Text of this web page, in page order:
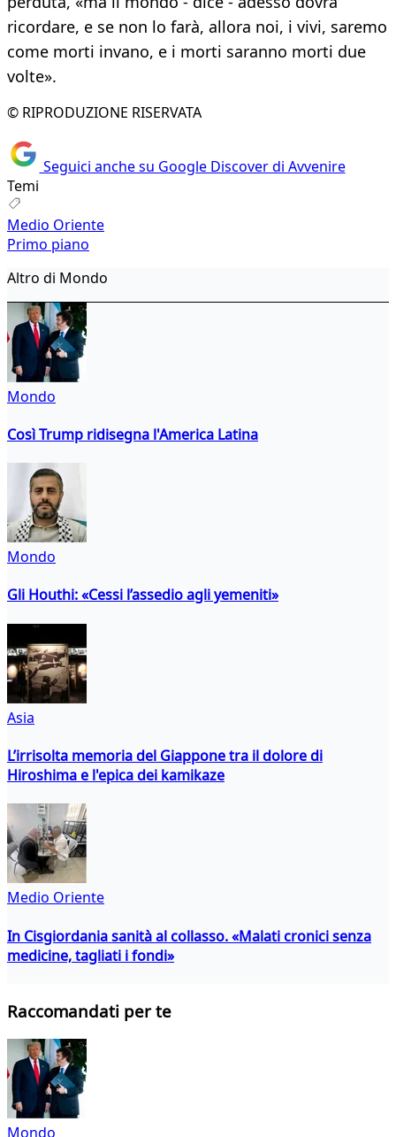
ricordare, e se non lo farà, allora noi, i vivi, saremo
come morti invano, e i morti saranno morti due
volte».
© RIPRODUZIONE RISERVATA
Seguici anche su Google Discover di Avvenire
Temi
Medio Oriente
Primo piano
Altro di Mondo
Mondo
Così Trump ridisegna l'America Latina
Mondo
Gli Houthi: «Cessi l’assedio agli yemeniti»
Asia
L’irrisolta memoria del Giappone tra il dolore di
Hiroshima e l'epica dei kamikaze
Medio Oriente
In Cisgiordania sanità al collasso. «Malati cronici senza
medicine, tagliati i fondi»
Raccomandati per te
Mondo